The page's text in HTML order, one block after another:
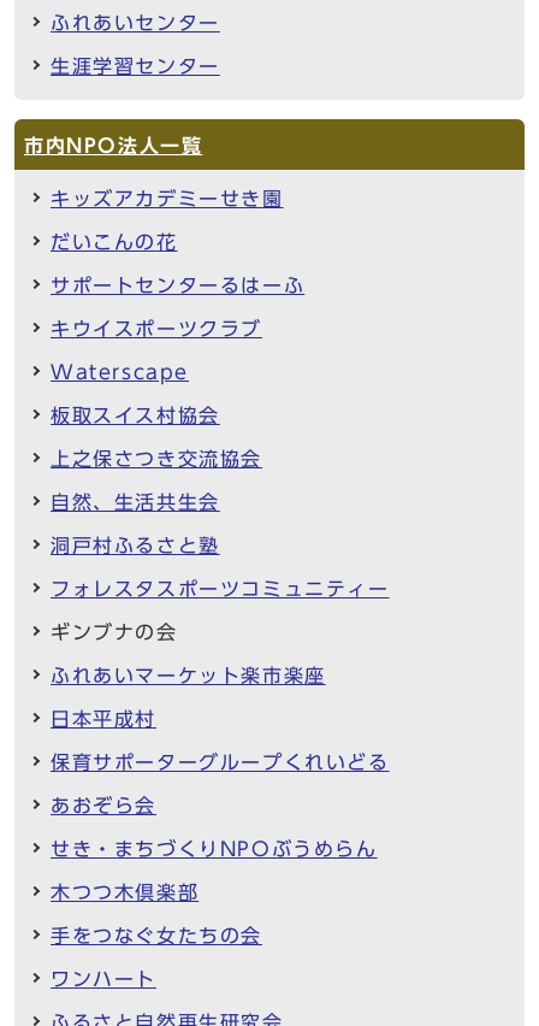
ふれあいセンター
生涯学習センター
市内NPO法人一覧
キッズアカデミーせき園
だいこんの花
サポートセンターるはーふ
キウイスポーツクラブ
Waterscape
板取スイス村協会
上之保さつき交流協会
自然、生活共生会
洞戸村ふるさと塾
フォレスタスポーツコミュニティー
ギンブナの会
ふれあいマーケット楽市楽座
日本平成村
保育サポーターグループくれいどる
あおぞら会
せき・まちづくりNPOぶうめらん
木つつ木倶楽部
手をつなぐ女たちの会
ワンハート
ふるさと自然再生研究会